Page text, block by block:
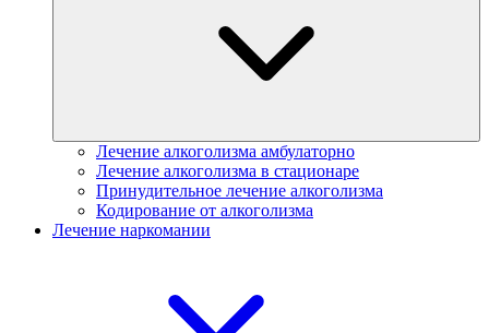
Лечение алкоголизма амбулаторно
Лечение алкоголизма в стационаре
Принудительное лечение алкоголизма
Кодирование от алкоголизма
Лечение наркомании